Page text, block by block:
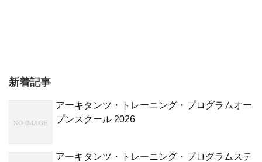
新着記事
アーキタンツ・トレーニング・プログラムオー
プンスクール 2026
アーキタンツ・トレーニング・プログラムステ